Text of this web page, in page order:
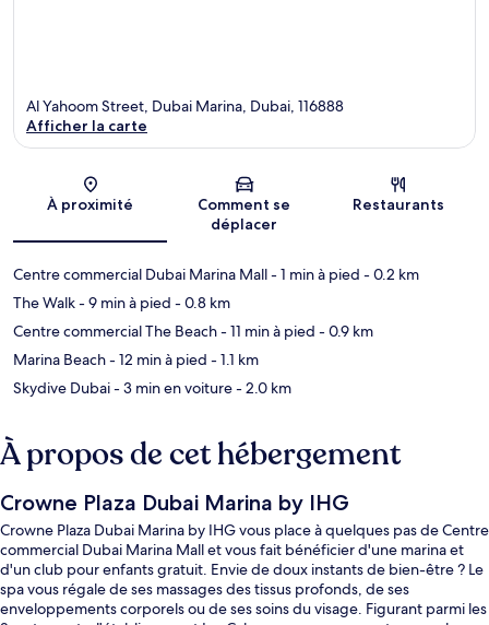
Carte
Al Yahoom Street, Dubai Marina, Dubai, 116888
Afficher la carte
À proximité
Comment se
déplacer
Restaurants
Centre commercial Dubai Marina Mall- 1 min à pied - 0.2 km
The Walk- 9 min à pied - 0.8 km
Centre commercial The Beach- 11 min à pied - 0.9 km
Marina Beach- 12 min à pied - 1.1 km
Skydive Dubai- 3 min en voiture- 2.0 km
À propos de cet hébergement
Crowne Plaza Dubai Marina by IHG
Crowne Plaza Dubai Marina by IHG vous place à quelques pas de Centre
commercial Dubai Marina Mall et vous fait bénéficier d'une marina et
d'un club pour enfants gratuit. Envie de doux instants de bien-être ? Le
spa vous régale de ses massages des tissus profonds, de ses
enveloppements corporels ou de ses soins du visage. Figurant parmi les